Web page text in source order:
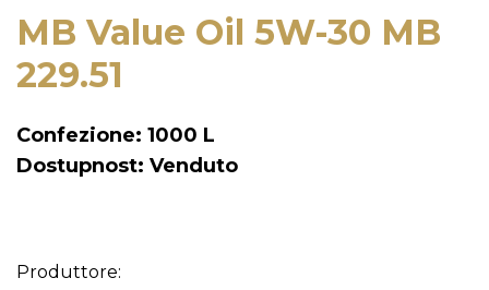
MB Value Oil 5W-30 MB
229.51
Confezione: 1000 L
Dostupnost: Venduto
Produttore: